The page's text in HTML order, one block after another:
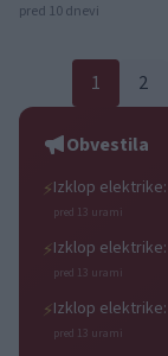
pred 10 dnevi
1 2
Obvestila
⚡Izklop
pred 13 urami
⚡Izklop
pred 13 urami
⚡Izklop
pred 13 urami